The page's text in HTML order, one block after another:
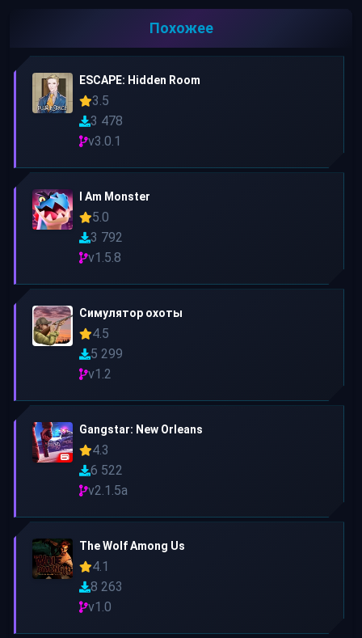
Похожее
ESCAPE: Hidden Room
3.5
3 478
v3.0.1
I Am Monster
5.0
3 792
v1.5.8
Симулятор охоты
4.5
5 299
v1.2
Gangstar: New Orleans
4.3
6 522
v2.1.5a
The Wolf Among Us
4.1
8 263
v1.0